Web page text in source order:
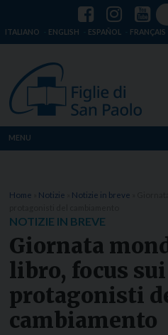
ITALIANO ENGLISH ESPAÑOL FRANÇAIS
MENU
Dove siamo
Notizie
Risorse
Media
Home Notizie Notizie in breve
NOTIZIE IN BREVE
Giornata
libro, focus
protagonisti
cambiamento